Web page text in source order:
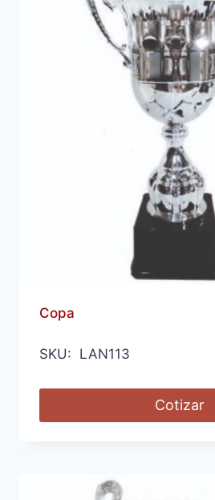
Copa
SKU: LAN113
Cotizar